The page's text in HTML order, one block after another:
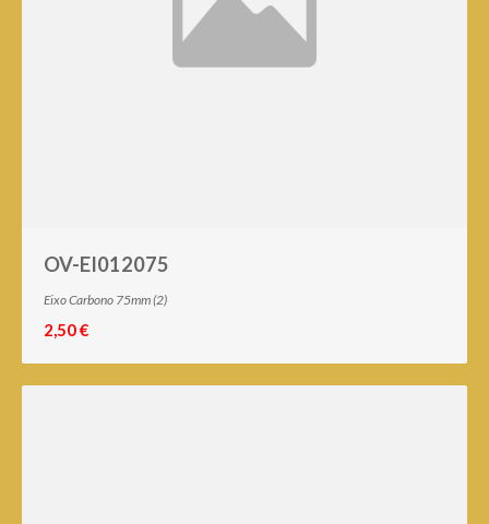
OV-EI012075
Eixo Carbono 75mm (2)
2,50 €